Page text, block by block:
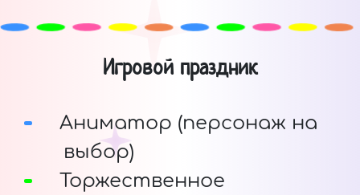
Игровой праздник
Аниматор (персонаж на
выбор)
Торжественное